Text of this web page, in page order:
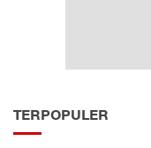
TERPOPULER